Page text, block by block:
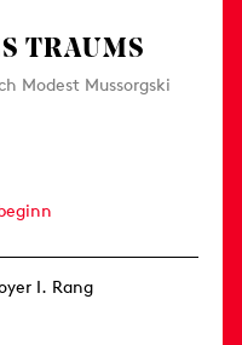
TRAUMS
Modest Mussorgski
I. Rang